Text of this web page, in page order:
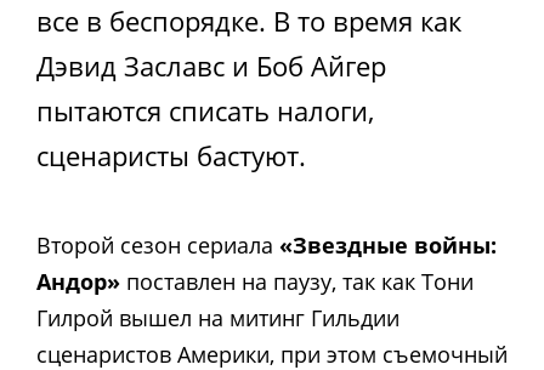
все в беспорядке. В то время как
Дэвид Заславс и Боб Айгер
пытаются списать налоги,
сценаристы бастуют.
Второй сезон сериала «Звездные войны:
Андор» поставлен на паузу, так как Тони
Гилрой вышел на митинг Гильдии
сценаристов Америки, при этом съемочный